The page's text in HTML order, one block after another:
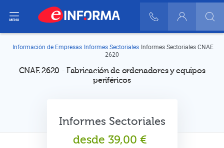
900 10 30 20
Login
Información de Empresas Informes Sectoriales Informes Sectoriales CNAE
2620
CNAE 2620 - Fabricación de ordenadores y equipos
periféricos
Informes Sectoriales
desde 39,00 €